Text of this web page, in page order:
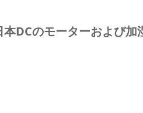
DCのモーターおよび